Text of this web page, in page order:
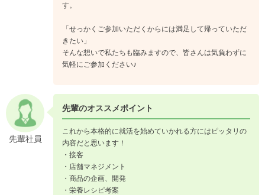
す。
「せっかくご参加いただくからには満足して帰っていただ
きたい」
そんな想いで私たちも臨みますので、皆さんは気負わずに
気軽にご参加ください♪
先輩社員
先輩のオススメポイント
これから本格的に就活を始めていかれる方にはピッタリの
内容だと思います！
・接客
・店舗マネジメント
・商品の企画、開発
・栄養レシピ考案